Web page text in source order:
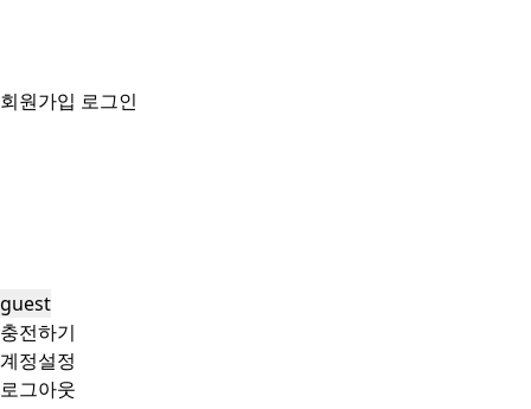
회원가입 로그인
guest
충전하기
계정설정
로그아웃